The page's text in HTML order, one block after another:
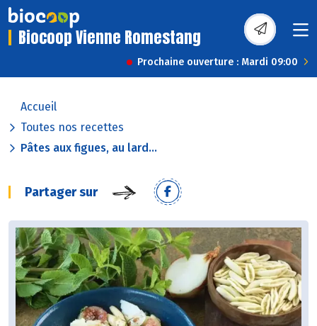
Biocoop Vienne Romestang
Prochaine ouverture : Mardi 09:00
Accueil
Toutes nos recettes
Pâtes aux figues, au lard...
Partager sur